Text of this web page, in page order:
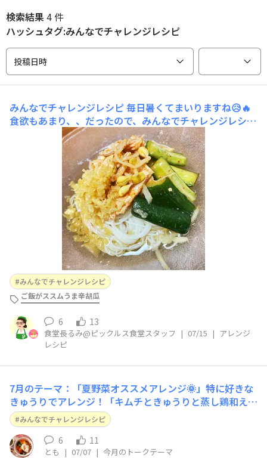
検索結果4 件
ハッシュタグ:みんなでチャレンジレシピ
投稿日時
みんなでチャレンジレシピ 毎日暑くてまいりますね😥🔥
食欲もあまり、、だったので、みんなでチャレンジレシピ
を試してみました！！▽変更点・豚バラ薄切りがなかった
のでちょっと厚めのものを。。・揚げ玉追加豚の煮汁を使
うので、さっぱりしつつ旨みがしっかり🐷揚げ玉の相性も
GOODでした！！ぜひ皆さんもお好きなアレンジで試して
みてください
みんなでチャレンジレシピ
ご飯がススムうま辛胡瓜
6 13
食堂長るみ@ピックルス食堂スタッフ | 07/15 | アレンジ
レシピ
7月のテーマ：「夏野菜オススメアレンジ🌞」特に好きな
きゅうりでアレンジ！「キムチときゅうりと蒸し鶏和え」
ごま油と少しお酢もいれるとさっぱりピリ辛で美味しいで
す☺️
みんなでチャレンジレシピ
6 11
とも | 07/07 | 今月のトークテーマ